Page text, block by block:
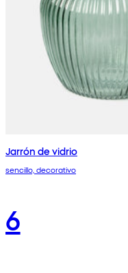
Jarrón de vidrio
sencillo, decorativo
6